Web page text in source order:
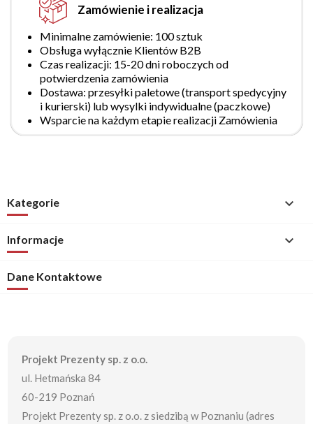
Zamówienie i realizacja
Minimalne zamówienie: 100 sztuk
Obsługa wyłącznie Klientów B2B
Czas realizacji: 15-20 dni roboczych od
potwierdzenia zamówienia
Dostawa: przesyłki paletowe (transport spedycyjny
i kurierski) lub wysylki indywidualne (paczkowe)
Wsparcie na każdym etapie realizacji Zamówienia
Kategorie 
Informacje 
Dane Kontaktowe
Projekt Prezenty sp. z o.o.
ul. Hetmańska 84
60-219 Poznań
Projekt Prezenty sp. z o.o. z siedzibą w Poznaniu (adres